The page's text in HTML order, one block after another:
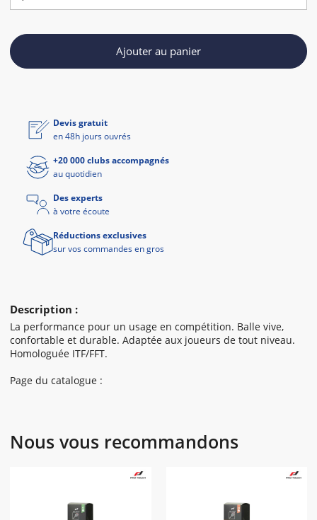
Ajouter au panier
Description :
La performance pour un usage en compétition. Balle vive,
confortable et durable. Adaptée aux joueurs de tout niveau.
Homologuée ITF/FFT.
Page du catalogue :
Devis gratuit
en 48h jours ouvrés
+20 000 clubs accompagnés
au quotidien
Des experts
à votre écoute
Réductions exclusives
sur vos commandes en gros
Nous vous recommandons